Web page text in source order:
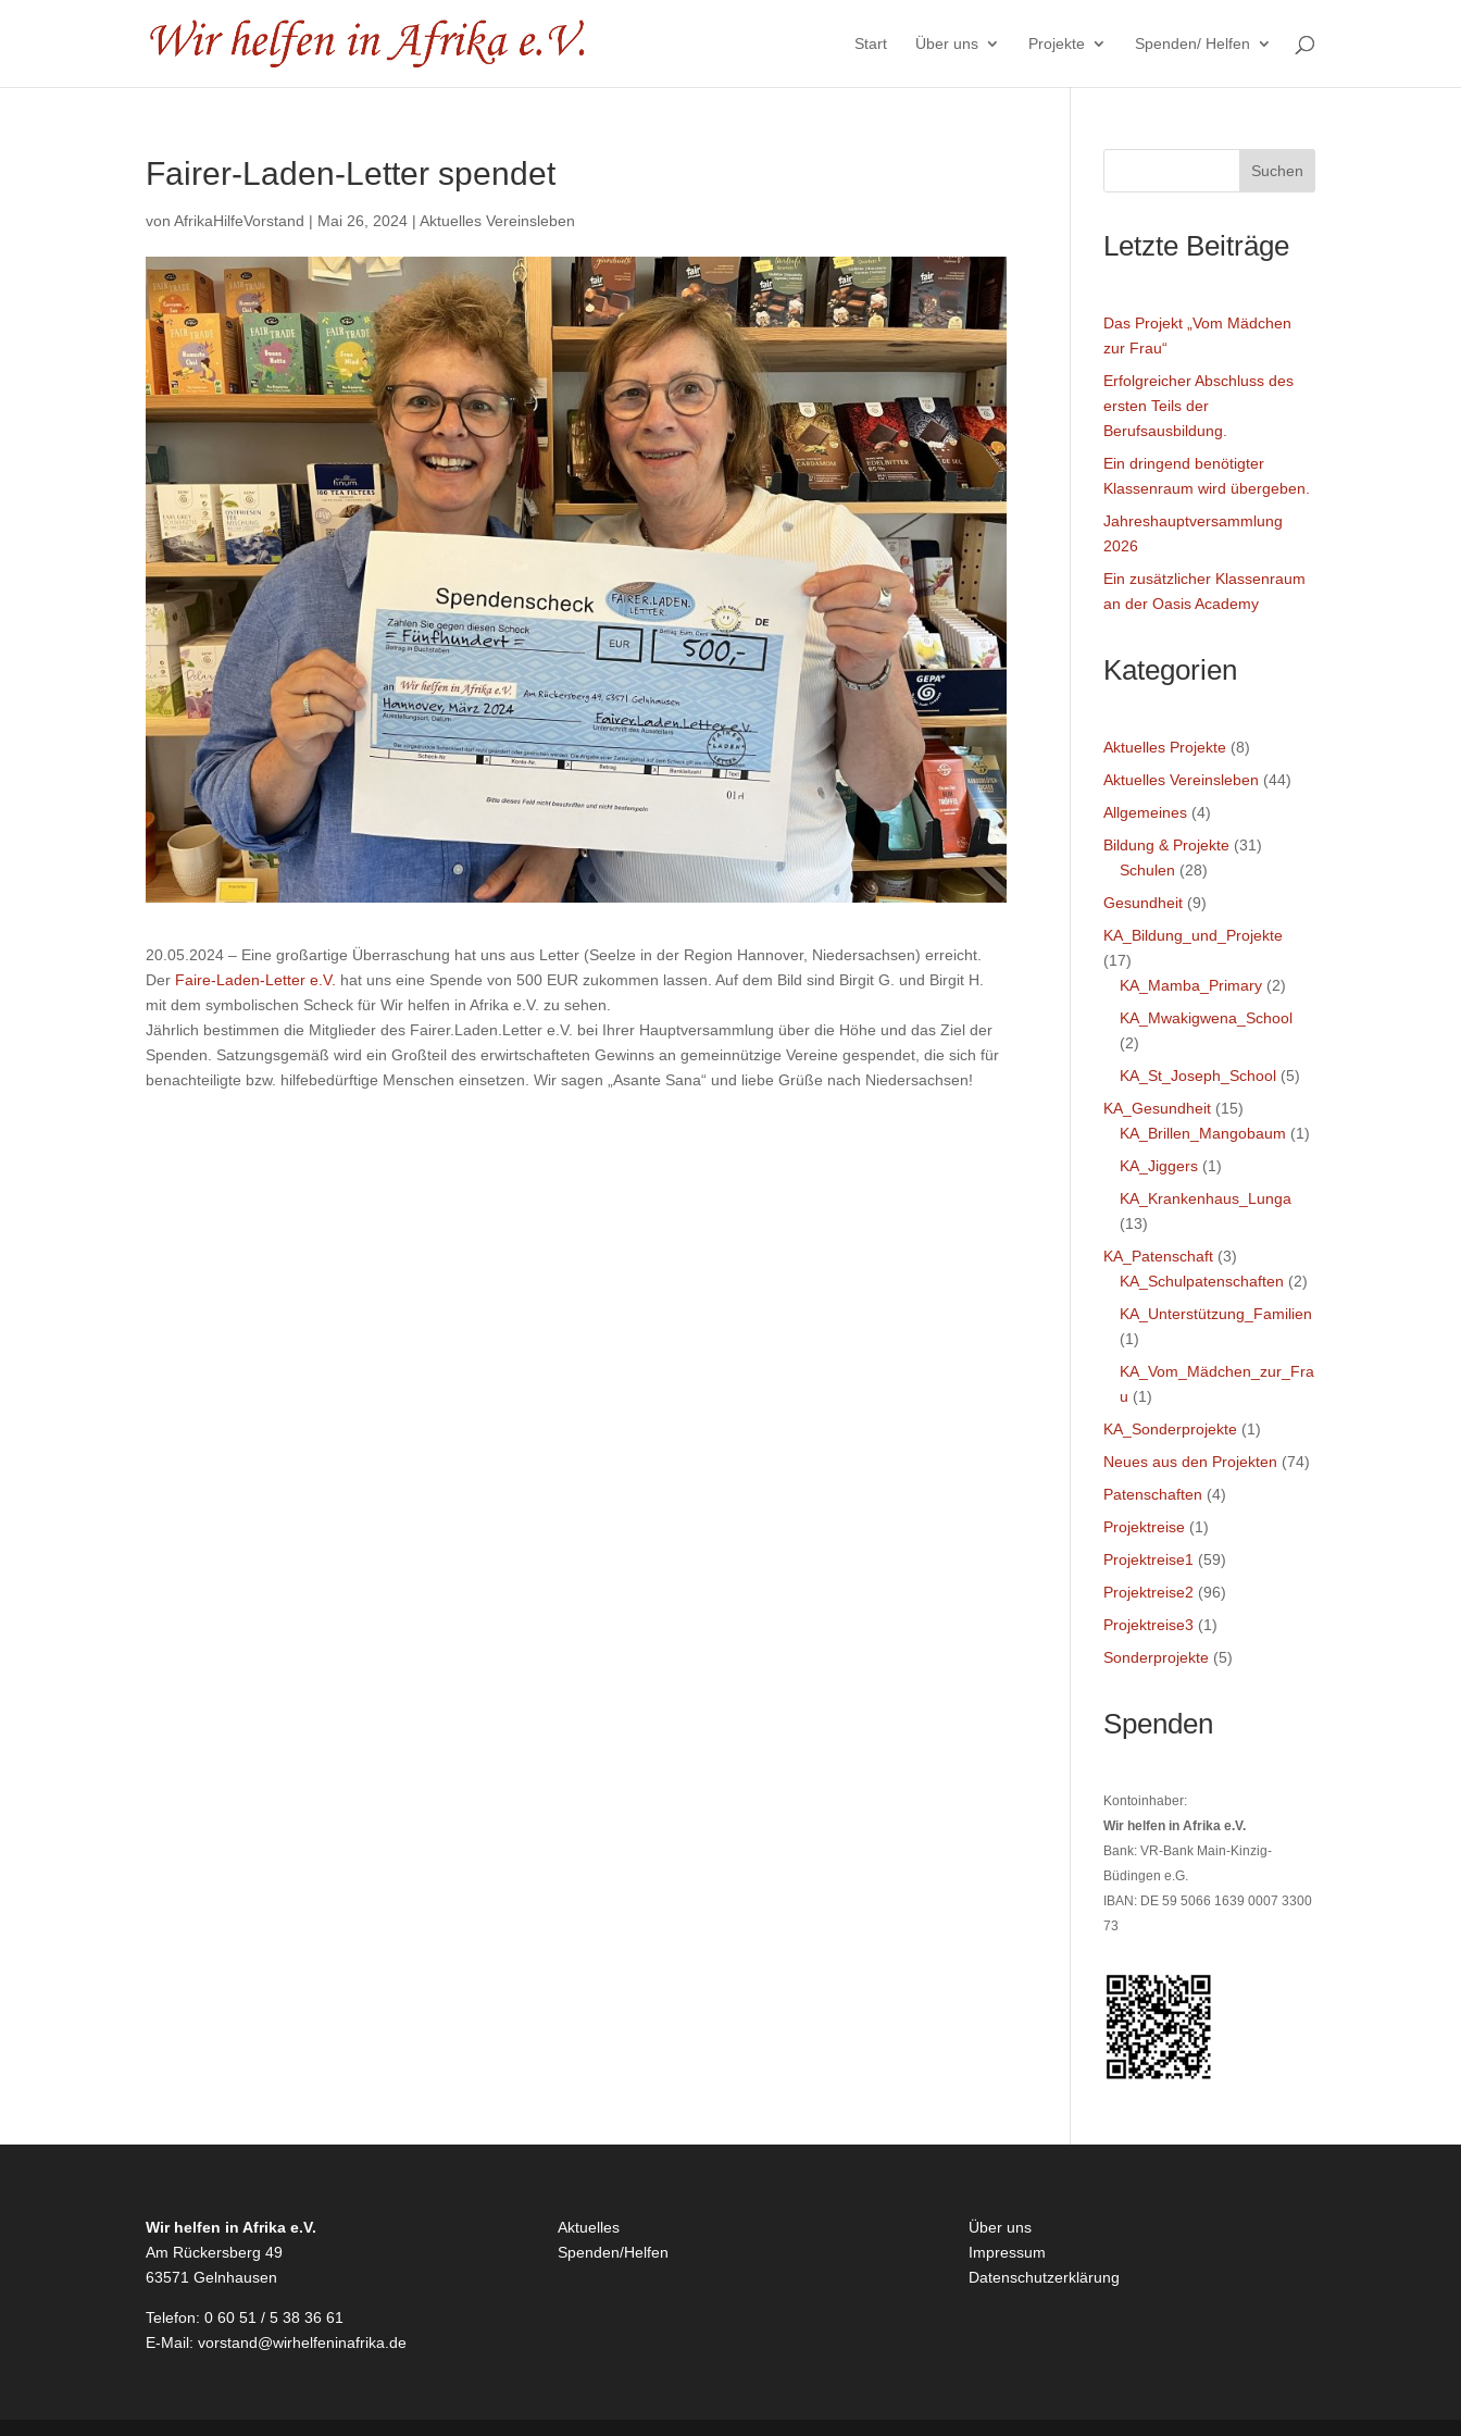
Start Über uns Projekte Spenden/ Helfen
Fairer-Laden-Letter spendet
vonAfrikaHilfeVorstand | Mai 26, 2024 |Aktuelles Vereinsleben
20.05.2024 – Eine großartige Überraschung hat uns aus Letter (Seelze in der Region Hannover, Niedersachsen) erreicht.
Der Faire-Laden-Letter e.V. hat uns eine Spende von 500 EUR zukommen lassen. Auf dem Bild sind Birgit G. und Birgit H.
mit dem symbolischen Scheck für Wir helfen in Afrika e.V. zu sehen.
Jährlich bestimmen die Mitglieder des Fairer.Laden.Letter e.V. bei Ihrer Hauptversammlung über die Höhe und das Ziel der
Spenden. Satzungsgemäß wird ein Großteil des erwirtschafteten Gewinns an gemeinnützige Vereine gespendet, die sich für
benachteiligte bzw. hilfebedürftige Menschen einsetzen. Wir sagen „Asante Sana“ und liebe Grüße nach Niedersachsen!
Suchen
Letzte Beiträge
Das Projekt „Vom Mädchen
zur Frau“
Erfolgreicher Abschluss des
ersten Teils der
Berufsausbildung.
Ein dringend benötigter
Klassenraum wird übergeben.
Jahreshauptversammlung
2026
Ein zusätzlicher Klassenraum
an der Oasis Academy
Kategorien
Aktuelles Projekte (8)
Aktuelles Vereinsleben (44)
Allgemeines (4)
Bildung & Projekte (31)
Schulen (28)
Gesundheit (9)
KA_Bildung_und_Projekte
(17)
KA_Mamba_Primary (2)
KA_Mwakigwena_School
(2)
KA_St_Joseph_School (5)
KA_Gesundheit (15)
KA_Brillen_Mangobaum (1)
KA_Jiggers (1)
KA_Krankenhaus_Lunga
(13)
KA_Patenschaft (3)
KA_Schulpatenschaften (2)
KA_Unterstützung_Familien
(1)
KA_Vom_Mädchen_zur_Fra
u (1)
KA_Sonderprojekte (1)
Neues aus den Projekten (74)
Patenschaften (4)
Projektreise (1)
Projektreise1 (59)
Projektreise2 (96)
Projektreise3 (1)
Sonderprojekte (5)
Spenden
Kontoinhaber:
Wir helfen in Afrika e.V.
Bank: VR-Bank Main-Kinzig-
Büdingen e.G.
IBAN: DE 59 5066 1639 0007 3300
73
Wir helfen in Afrika e.V.
Am Rückersberg 49
63571 Gelnhausen
Telefon: 0 60 51 / 5 38 36 61
E-Mail:vorstand@wirhelfeninafrika.de
Aktuelles
Spenden/Helfen
Über uns
Impressum
Datenschutzerklärung